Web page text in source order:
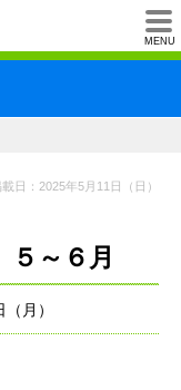
MENU
法人石川
日：2025年5月11日（日）
～６月
月）